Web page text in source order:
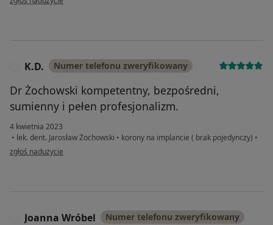
K.D. Numer telefonu zweryfikowany
Dr Żochowski kompetentny, bezpośredni,
sumienny i pełen profesjonalizm.
4 kwietnia 2023
• lek. dent. Jarosław Żochowski • korony na implancie ( brak pojedynczy) •
w opinii użytkownika K.D.
zgłoś nadużycie
Joanna Wróbel Numer telefonu zweryfikowany